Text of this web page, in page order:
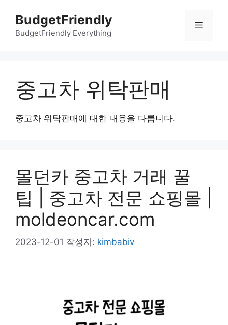
BudgetFriendly
BudgetFriendly Everything
메
중고차 위탁판매
중고차 위탁판매에 대한 내용을 다룹니다.
몰던카 중고차 거래 꿀
팁 | 중고차 전문 쇼핑몰 |
moldeoncar.com
2023-12-01 작성자: kimbabiv